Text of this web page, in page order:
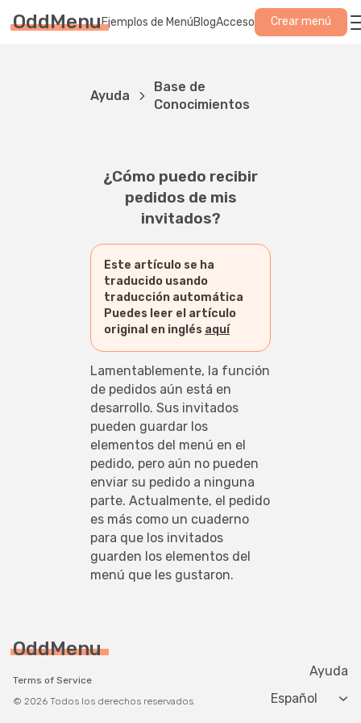
OddMenuEjemplos de MenúBlogAcceso Crear menú
Ayuda
Base de
Conocimientos
¿Cómo puedo recibir
pedidos de mis
invitados?
Este artículo se ha
traducido usando
traducción automática
Puedes leer el artículo
original en inglés aquí
Lamentablemente, la función
de pedidos aún está en
desarrollo. Sus invitados
pueden guardar los
elementos del menú en el
pedido, pero aún no pueden
enviar su pedido a ninguna
parte. Actualmente, el pedido
es más como un cuaderno
para que los invitados
guarden los elementos del
menú que les gustaron.
OddMenu
Terms of Service
© 2026 Todos los derechos reservados
Ayuda
Change